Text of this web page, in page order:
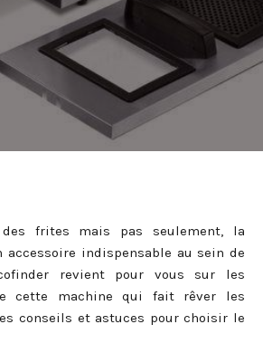
frites mais pas seulement, la
accessoire indispensable au sein de
revient pour vous sur les
cette machine qui fait rêver les
conseils et astuces pour choisir le